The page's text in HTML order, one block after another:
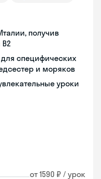
получив
В2
специфических
и моряков
уроки
от 1590 ₽ / урок